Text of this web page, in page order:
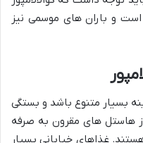
و باران های موسمی نیز
بسیار متنوع باشد و بستگی
هاستل های مقرون به صرفه
غذاهای خیابانی بسیار